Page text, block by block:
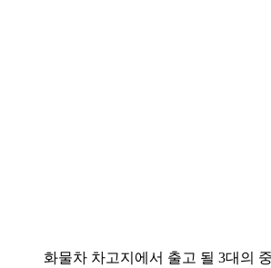
화물차 차고지에서 출고 될 3대의